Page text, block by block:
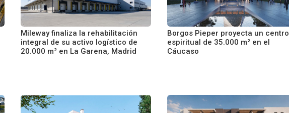
Mileway finaliza la rehabilitación
integral de su activo logístico de
20.000 m² en La Garena, Madrid
Borgos Pieper proyecta un centro
espiritual de 35.000 m² en el
Cáucaso